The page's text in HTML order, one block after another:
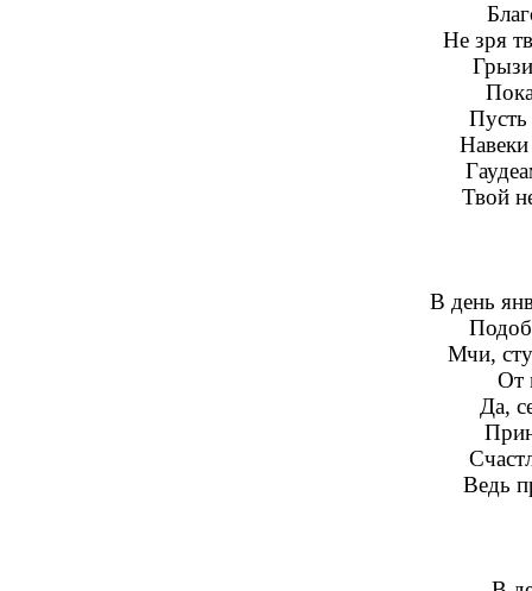
Не зря
Пусть
Твой
В день
Мчи,
От
Да,
Ведь